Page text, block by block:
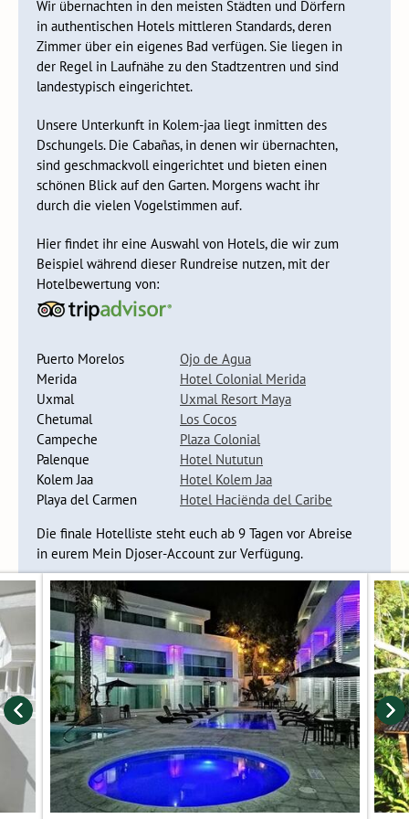
Die Reise geht weiter in die historische und malerische
Stadt
Campeche
. Unterwegs halten wir in Becal, wo wir
sehen können, wie mexikanische Hüte hergestellt werden.
Campeche hat ein charmantes Zentrum mit pastellfarbenen
Häusern, wo man durch die engen Gassen und über die
Stadtmauern schlendern kann. Hier und da werdet ihr noch
bestellen köstliche Fischspezialitäten in einem der
gemütlichen Restaurants. Hier habt ihr die Möglichkeit, euch
nochmal richtig auszuruhen, bevor es in das nächste
Abenteuer geht.
Dann sind wir bereit für dasDschungelerlebnisdieser Reise.
Dazu fahren wir nach Kolem-jaa, einem Ökopark 90
Autominuten von der Stadt Villahermosa entfernt.Kolem-jaa
bedeutet in der Sprache der Eingeborenen, Chol, "großes
Wasser", und das ist nicht überraschend gewählt, denn dieses
Wir übernachten in den meisten Städten und Dörfern
in authentischen Hotels mittleren Standards, deren
Zimmer über ein eigenes Bad verfügen. Sie liegen in
der Regel in Laufnähe zu den Stadtzentren und sind
landestypisch eingerichtet.
Unsere Unterkunft in Kolem-jaa liegt inmitten des
Dschungels. Die Cabañas, in denen wir übernachten,
sind geschmackvoll eingerichtet und bieten einen
schönen Blick auf den Garten. Morgens wacht ihr
durch die vielen Vogelstimmen auf.
Hier findet ihr eine Auswahl von Hotels, die wir zum
Beispiel während dieser Rundreise nutzen, mit der
Hotelbewertung von:
Puerto Morelos
Ojo de Agua
Merida
Hotel Colonial Merida
Uxmal
Uxmal Resort Maya
Chetumal
Los Cocos
Campeche
Plaza Colonial
Palenque
Hotel Nututun
Kolem Jaa
Hotel Kolem Jaa
Playa del Carmen
Hotel Haciënda del Caribe
Die finale Hotelliste steht euch ab 9 Tagen vor Abreise
in eurem Mein Djoser-Account zur Verfügung.